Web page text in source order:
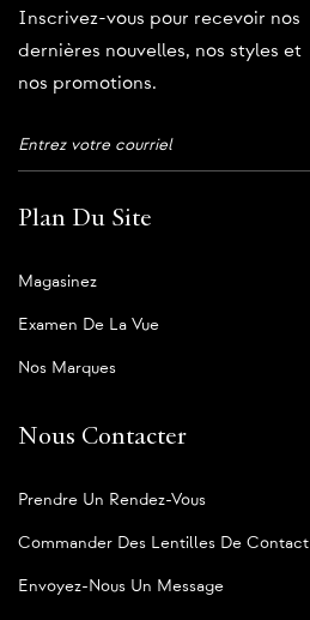
Inscrivez-vous pour recevoir nos
dernières nouvelles, nos styles et
nos promotions.
Plan Du Site
Magasinez
Examen De La Vue
Nos Marques
Nous Contacter
Prendre Un Rendez-Vous
Commander Des Lentilles De Contact
Envoyez-Nous Un Message